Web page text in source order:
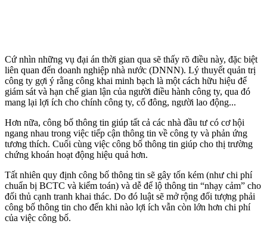
Cứ nhìn những vụ đại án thời gian qua sẽ thấy rõ điều này, đặc biệt
liên quan đến doanh nghiệp nhà nước (DNNN). Lý thuyết quản trị
công ty gợi ý rằng công khai minh bạch là một cách hữu hiệu để
giám sát và hạn chế gian lận của người điều hành công ty, qua đó
mang lại lợi ích cho chính công ty, cổ đông, người lao động...
Hơn nữa, công bố thông tin giúp tất cả các nhà đầu tư có cơ hội
ngang nhau trong việc tiếp cận thông tin về công ty và phản ứng
tương thích. Cuối cùng việc công bố thông tin giúp cho thị trường
chứng khoán hoạt động hiệu quả hơn.
Tất nhiên quy định công bố thông tin sẽ gây tốn kém (như chi phí
chuẩn bị BCTC và kiểm toán) và dễ để lộ thông tin “nhạ‌y cả‌m” cho
đối thủ cạnh tranh khai thác. Do đó luật sẽ mở rộng đối tượng phải
công bố thông tin cho đến khi nào lợi ích vẫn còn lớn hơn chi phí
của việc công bố.